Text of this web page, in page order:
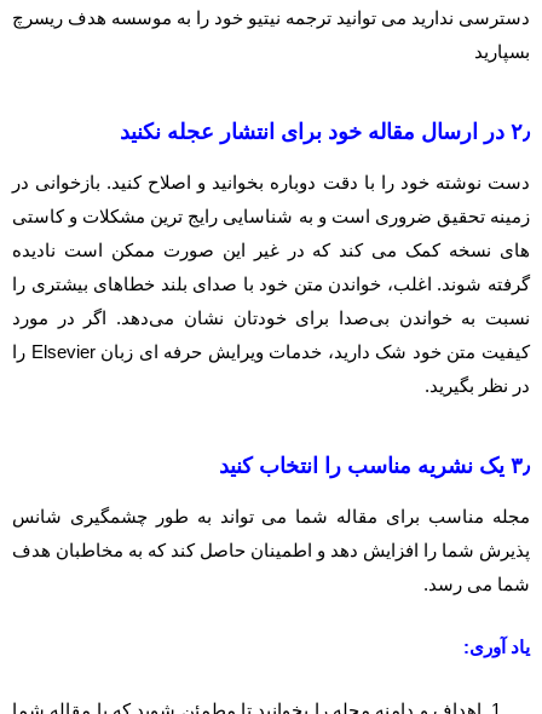
دسترسی ندارید می توانید ترجمه نیتیو خود را به موسسه هدف ریسرچ
بسپارید
۲٫ در ارسال مقاله خود برای انتشار عجله نکنید
دست نوشته خود را با دقت دوباره بخوانید و اصلاح کنید. بازخوانی در
زمینه تحقیق ضروری است و به شناسایی رایج ترین مشکلات و کاستی
های نسخه کمک می کند که در غیر این صورت ممکن است نادیده
گرفته شوند. اغلب، خواندن متن خود با صدای بلند خطاهای بیشتری را
نسبت به خواندن بی‌صدا برای خودتان نشان می‌دهد. اگر در مورد
کیفیت متن خود شک دارید، خدمات ویرایش حرفه ای زبان Elsevier را
در نظر بگیرید.
۳٫ یک نشریه مناسب را انتخاب کنید
مجله مناسب برای مقاله شما می تواند به طور چشمگیری شانس
پذیرش شما را افزایش دهد و اطمینان حاصل کند که به مخاطبان هدف
شما می رسد.
یاد آوری:
اهداف و دامنه مجله را بخوانید تا مطمئن شوید که با مقاله شما